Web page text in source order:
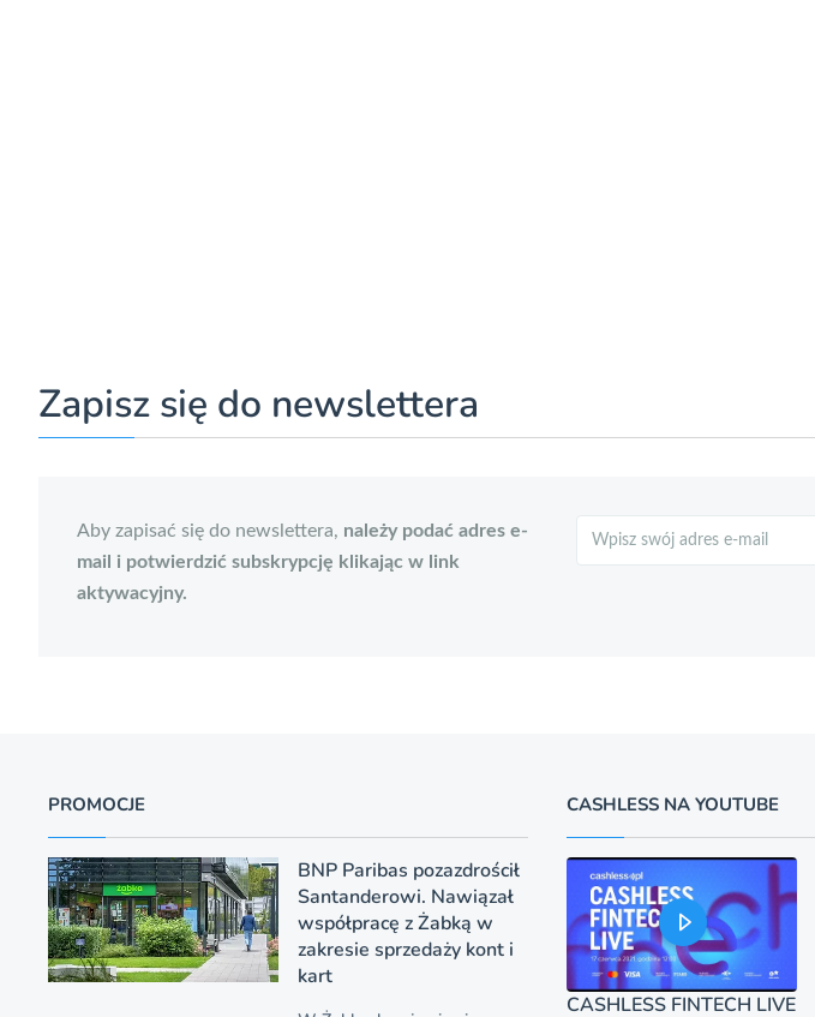
Zapisz się do newslettera
Aby zapisać się do newslettera, należy podać adres e-
mail i potwierdzić subskrypcję klikając w link
aktywacyjny.
PROMOCJE
BNP Paribas pozazdrościł
Santanderowi. Nawiązał
współpracę z Żabką w
zakresie sprzedaży kont i
kart
CASHLESS NA YOUTUBE
CASHLESS FINTECH LIVE